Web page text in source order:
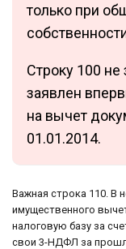
только при
Строку 100
заявлен
на вычет
01.01.2014.
Важная строка 110. В
имущественного
налоговую базу за
свои 3-НДФЛ за